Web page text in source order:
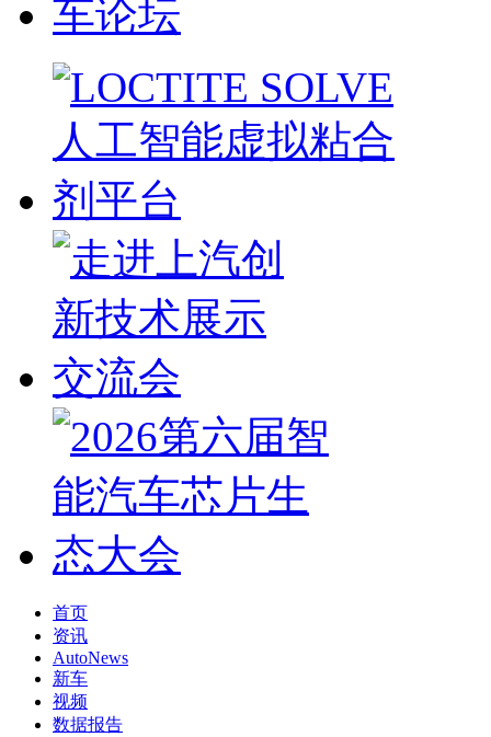
首页
资讯
AutoNews
新车
视频
数据报告